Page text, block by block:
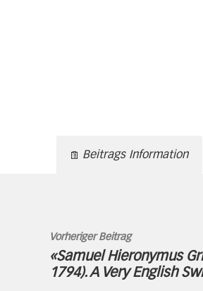
Beitrags Information
Vorheriger Beitrag
«Samuel Hieronymus
1794). A Very English